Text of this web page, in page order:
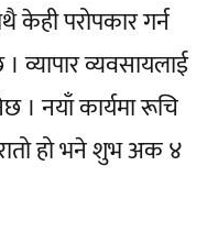
केही परोपकार गर्न
व्यवसायलाई
। नयाँ कार्यमा रूचि
हो भने शुभ अक ४